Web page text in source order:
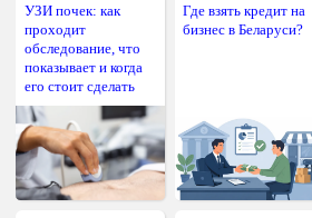
УЗИ почек: как
проходит
обследование, что
показывает и когда
его стоит сделать
Где взять кредит на
бизнес в Беларуси?